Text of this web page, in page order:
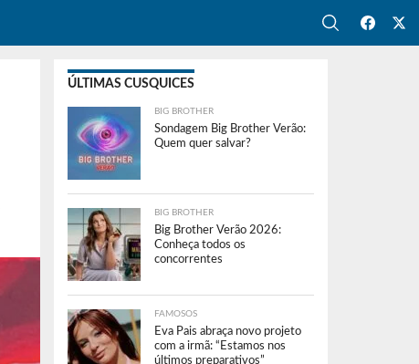
ÚLTIMAS CUSQUICES
BIG BROTHER
Sondagem Big Brother Verão:
Quem quer salvar?
BIG BROTHER
Big Brother Verão 2026:
Conheça todos os
concorrentes
FAMOSOS
Eva Pais abraça novo projeto
com a irmã: “Estamos nos
últimos preparativos”